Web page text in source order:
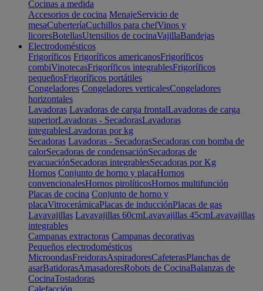
Cocinas a medida
Accesorios de cocina MenajeServicio de
mesaCuberteríaCuchillos para chefVinos y
licoresBotellasUtensilios de cocinaVajillaBandejas
Electrodomésticos
Frigoríficos Frigoríficos americanosFrigoríficos
combiVinotecasFrigoríficos integrablesFrigoríficos
pequeñosFrigoríficos portátiles
Congeladores Congeladores verticalesCongeladores
horizontales
Lavadoras Lavadoras de carga frontalLavadoras de carga
superiorLavadoras - SecadorasLavadoras
integrablesLavadoras por kg
Secadoras Lavadoras - SecadorasSecadoras con bomba de
calorSecadoras de condensaciónSecadoras de
evacuaciónSecadoras integrablesSecadoras por Kg
Hornos Conjunto de horno y placaHornos
convencionalesHornos pirolíticosHornos multifunción
Placas de cocina Conjunto de horno y
placaVitrocerámicaPlacas de inducciónPlacas de gas
Lavavajillas Lavavajillas 60cmLavavajillas 45cmLavavajillas
integrables
Campanas extractoras Campanas decorativas
Pequeños electrodomésticos
MicroondasFreidorasAspiradoresCafeterasPlanchas de
asarBatidorasAmasadoresRobots de CocinaBalanzas de
CocinaTostadoras
Calefacción